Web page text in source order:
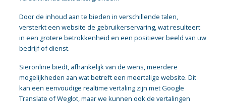
Door de inhoud aan te bieden in verschillende talen,
versterkt een website de gebruikerservaring, wat resulteert
in een grotere betrokkenheid en een positiever beeld van uw
bedrijf of dienst.
Sieronline biedt, afhankelijk van de wens, meerdere
mogelijkheden aan wat betreft een meertalige website. Dit
kan een eenvoudige realtime vertaling zijn met Google
Translate of Weglot, maar we kunnen ook de vertalingen